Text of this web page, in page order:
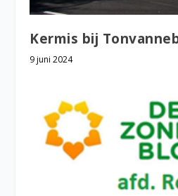
Kermis bij
9 juni 2024